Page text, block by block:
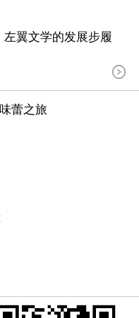
翼文学的发展步履
蕾之旅